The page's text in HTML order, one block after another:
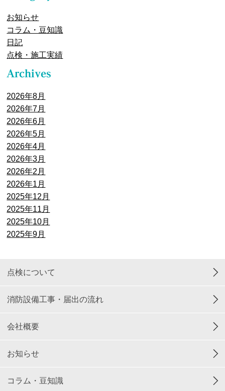
お知らせ
コラム・豆知識
日記
点検・施工実績
2026年8月
2026年7月
2026年6月
2026年5月
2026年4月
2026年3月
2026年2月
2026年1月
2025年12月
2025年11月
2025年10月
2025年9月
点検について
消防設備工事・届出の流れ
会社概要
お知らせ
コラム・豆知識